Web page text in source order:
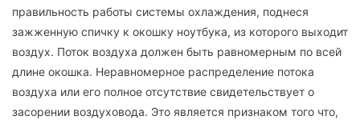
правильность работы системы охлаждения, поднеся
зажженную спичку к окошку ноутбука, из которого выходит
воздух. Поток воздуха должен быть равномерным по всей
длине окошка. Неравномерное распределение потока
воздуха или его полное отсутствие свидетельствует о
засорении воздуховода. Это является признаком того что,